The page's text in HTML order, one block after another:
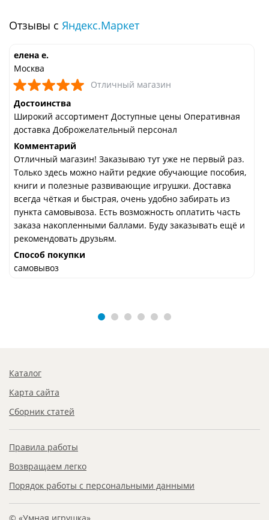
Отзывы с Яндекс.Маркет
елена е.
Москва
Отличный магазин
Достоинства
Широкий ассортимент Доступные цены Оперативная
доставка Доброжелательный персонал
Комментарий
Отличный магазин! Заказываю тут уже не первый раз.
Только здесь можно найти редкие обучающие пособия,
книги и полезные развивающие игрушки. Доставка
всегда чёткая и быстрая, очень удобно забирать из
пункта самовывоза. Есть возможность оплатить часть
заказа накопленными баллами. Буду заказывать ещё и
рекомендовать друзьям.
Способ покупки
самовывоз
Каталог
Карта сайта
Сборник статей
Правила работы
Возвращаем легко
Порядок работы с персональными данными